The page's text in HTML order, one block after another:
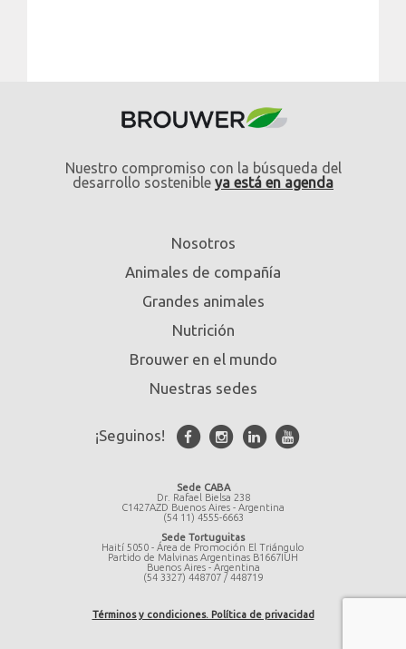
Nuestro compromiso con la búsqueda del
desarrollo sostenible ya está en agenda
Nosotros
Animales de compañía
Grandes animales
Nutrición
Brouwer en el mundo
Nuestras sedes
¡Seguinos!
Sede CABA
Dr. Rafael Bielsa 238
C1427AZD Buenos Aires - Argentina
(54 11) 4555-6663
Sede Tortuguitas
Haití 5050 - Área de Promoción El Triángulo
Partido de Malvinas Argentinas B1667IUH
Buenos Aires - Argentina
(54 3327) 448707 / 448719
Términos y condiciones. Política de privacidad